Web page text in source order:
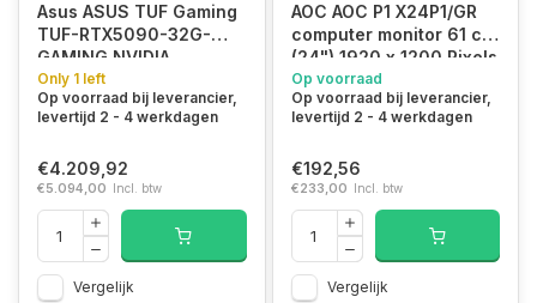
Asus ASUS TUF Gaming
TUF-RTX5090-32G-
GAMING NVIDIA
GeForce RTX 5090 32
GB GDDR7
Only 1 left
Op voorraad bij leverancier,
levertijd 2 - 4 werkdagen
€4.209,92
€5.094,00 Incl. btw
Vergelijk
AOC AOC P1 X24P1/GR
computer monitor 61 cm
(24") 1920 x 1200 Pixels
WUXGA LED Grijs
Op voorraad
Op voorraad bij leverancier,
levertijd 2 - 4 werkdagen
€192,56
€233,00 Incl. btw
Vergelijk